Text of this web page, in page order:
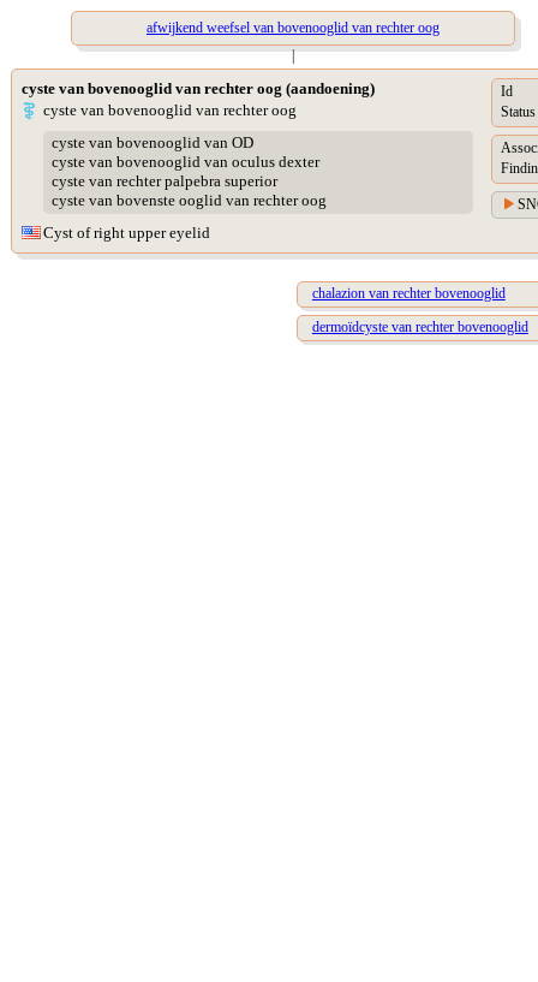
afwijkend weefsel van bovenooglid van rechter oog
|
cyste van bovenooglid van rechter oog (aandoening)
cyste van bovenooglid van rechter oog
cyste van bovenooglid van OD
cyste van bovenooglid van oculus dexter
cyste van rechter palpebra superior
cyste van bovenste ooglid van rechter oog
Cyst of right upper eyelid
Id
Status
chalazion van rechter bovenooglid
dermoïdcyste van rechter bovenooglid